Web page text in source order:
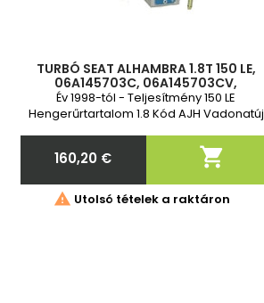
TURBÓ SEAT ALHAMBRA 1.8T 150 LE,
06A145703C, 06A145703CV,
06A145703CX, 53039700022,
53039880022, BV030022, KP030022
Év 1998-tól - Teljesítmény 150 LE
Hengerűrtartalom 1.8 Kód AJH Vadonatúj
Ár
160,20 € 
 Utolsó tételek a raktáron